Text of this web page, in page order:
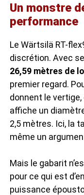
Un monstre
performance
Le Wärtsilä RT-
discrétion. Avec
26,59 mètres de
premier regard.
donnent le
affiche un
2,5 mètres. Ici, la
même un
Mais le gabarit
pour ce qui est
puissance